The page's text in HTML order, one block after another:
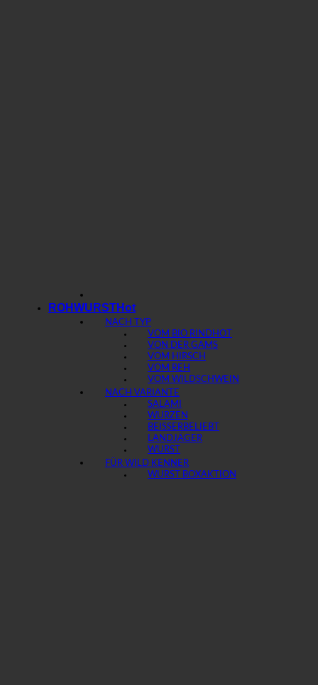
ROHWURST
NACH TYP
VOM BIO RIND
VON DER GAMS
VOM HIRSCH
VOM REH
VOM WILDSCHWEIN
NACH VARIANTE
SALAMI
WURZEN
BEISSER
LANDJÄGER
WURST
FÜR WILD KENNER
WURST BOX